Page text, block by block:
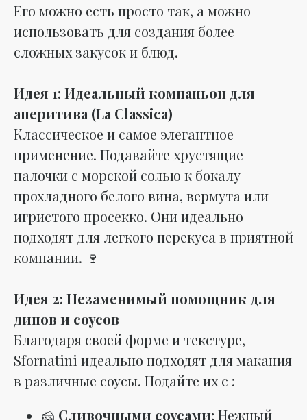
Его можно есть просто так, а можно
использовать для создания более
сложных закусок и блюд.
Идея 1: Идеальный компаньон для
аперитива (La Classica)
Классическое и самое элегантное
применение. Подавайте хрустящие
палочки с морской солью к бокалу
прохладного белого вина, вермута или
игристого просекко. Они идеально
подходят для легкого перекуса в приятной
компании. 🍷
Идея 2: Незаменимый помощник для
дипов и соусов
Благодаря своей форме и текстуре,
Sfornatini идеально подходят для макания
в различные соусы. Подайте их с :
🧀 Сливочными соусами: Нежный